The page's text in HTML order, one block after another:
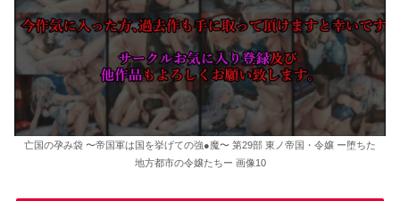
亡国の孕み袋 〜帝国軍は国を挙げての強●魔〜 第29部 東ノ帝国・令嬢 ー堕ちた
地方都市の令嬢たちー 画像10